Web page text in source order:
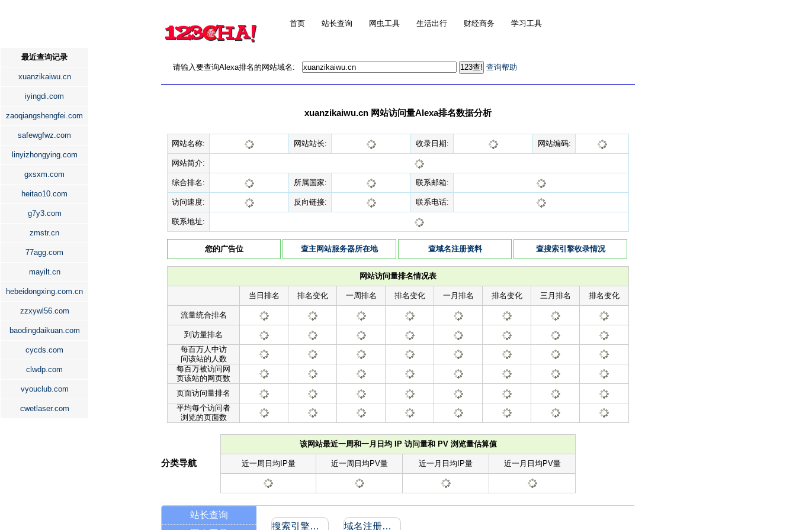
首页 站长查询 网虫工具 生活出行 财经商务 学习工具
最近查询记录
xuanzikaiwu.cn
iyingdi.com
zaoqiangshengfei.com
safewgfwz.com
linyizhongying.com
gxsxm.com
heitao10.com
g7y3.com
zmstr.cn
77agg.com
mayilt.cn
hebeidongxing.com.cn
zzxywl56.com
baodingdaikuan.com
cycds.com
clwdp.com
vyouclub.com
cwetlaser.com
请输入要查询Alexa排名的网站域名: 查询帮助
xuanzikaiwu.cn 网站访问量Alexa排名数据分析
网站名称: 网站站长: 收录日期: 网站编码:
网站简介:
综合排名: 所属国家: 联系邮箱:
访问速度: 反向链接: 联系电话:
联系地址:
您的广告位 查主网站服务器所在地 查域名注册资料 查搜索引擎收录情况
网站访问量排名情况表
当日排名 排名变化 一周排名 排名变化 一月排名 排名变化 三月排名 排名变化
流量统合排名
到访量排名
每百万人中访
问该站的人数
每百万被访问网
页该站的网页数
页面访问量排名
平均每个访问者
浏览的页面数
该网站最近一周和一月日均 IP 访问量和 PV 浏览量估算值
近一周日均IP量 近一周日均PV量 近一月日均IP量 近一月日均PV量
分类导航
站长查询
搜索引擎收录和反向链接 域名注册信息